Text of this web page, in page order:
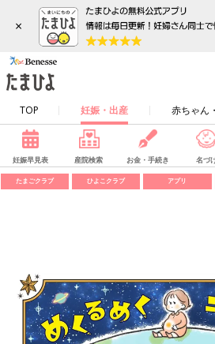
×
TOP 妊娠・出産 赤ちゃん
妊娠早見表 産院検索 お金・手続き 名づ
たまごクラブ ひよこクラブ アプリ